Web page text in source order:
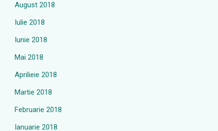
August 2018
Iulie 2018
Iunie 2018
Mai 2018
Aprilieie 2018
Martie 2018
Februarie 2018
Ianuarie 2018